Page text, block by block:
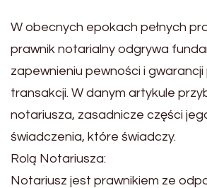
W obecnych epokach pełnych
prawnik notarialny odgrywa
zapewnieniu pewności i gwarancji
transakcji. W danym artykule
notariusza, zasadnicze części
świadczenia, które świadczy.
Rolą Notariusza:
Notariusz jest prawnikiem ze